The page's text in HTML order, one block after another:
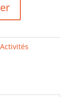
Activités